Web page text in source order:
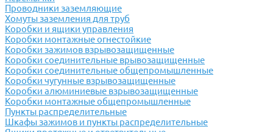
Проводники заземляющие
Хомуты заземления для труб
Коробки и ящики управления
Коробки монтажные огнестойкие
Коробки зажимов взрывозащищенные
Коробки соединительные врывозащищенные
Коробки соединительные общепромышленные
Коробки чугунные взрывозащищенные
Коробки алюминиевые взрывозащищенные
Коробки монтажные общепромышленные
Пункты распределительные
Шкафы зажимов и пункты распределительные